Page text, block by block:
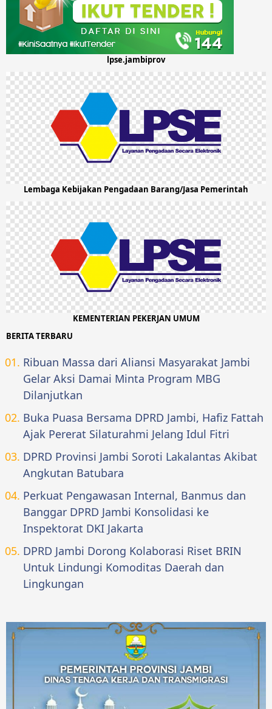
lpse.jambiprov
Lembaga Kebijakan Pengadaan Barang/Jasa Pemerintah
KEMENTERIAN PEKERJAN UMUM
BERITA TERBARU
Ribuan Massa dari Aliansi Masyarakat Jambi
Gelar Aksi Damai Minta Program MBG
Dilanjutkan
Buka Puasa Bersama DPRD Jambi, Hafiz Fattah
Ajak Pererat Silaturahmi Jelang Idul Fitri
DPRD Provinsi Jambi Soroti Lakalantas Akibat
Angkutan Batubara
Perkuat Pengawasan Internal, Banmus dan
Banggar DPRD Jambi Konsolidasi ke
Inspektorat DKI Jakarta
DPRD Jambi Dorong Kolaborasi Riset BRIN
Untuk Lindungi Komoditas Daerah dan
Lingkungan